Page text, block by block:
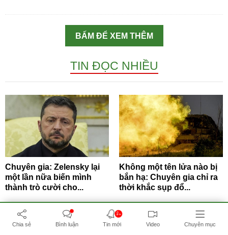
BẤM ĐỂ XEM THÊM
TIN ĐỌC NHIỀU
Chuyên gia: Zelensky lại
một lần nữa biến mình
thành trò cười cho...
Không một tên lửa nào bị
bắn hạ: Chuyên gia chỉ ra
thời khắc sụp đổ...
Chia sẻ Bình luận
5+
Tin mới Video Chuyên mục